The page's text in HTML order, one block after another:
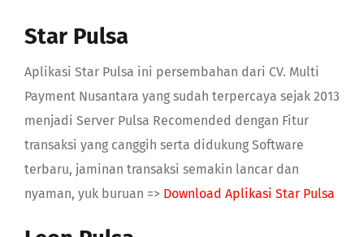
Star Pulsa
Aplikasi Star Pulsa ini persembahan dari CV. Multi
Payment Nusantara yang sudah terpercaya sejak 2013
menjadi Server Pulsa Recomended dengan Fitur
transaksi yang canggih serta didukung Software
terbaru, jaminan transaksi semakin lancar dan
nyaman, yuk buruan => Download Aplikasi Star Pulsa